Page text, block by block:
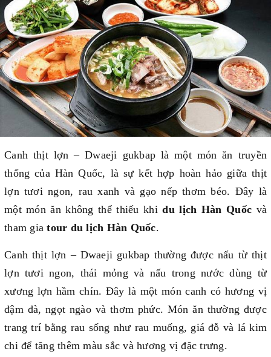
Canh thịt lợn – Dwaeji gukbap là một món ăn truyền
thống của Hàn Quốc, là sự kết hợp hoàn hảo giữa thịt
lợn tươi ngon, rau xanh và gạo nếp thơm béo. Đây là
một món ăn không thể thiếu khidu lịch Hàn Quốc và
tham giatour du lịch Hàn Quốc.
Canh thịt lợn – Dwaeji gukbap thường được nấu từ thịt
lợn tươi ngon, thái mỏng và nấu trong nước dùng từ
xương lợn hầm chín. Đây là một món canh có hương vị
đậm đà, ngọt ngào và thơm phức. Món ăn thường được
trang trí bằng rau sống như rau muống, giá đỗ và lá kim
chi để tăng thêm màu sắc và hương vị đặc trưng.